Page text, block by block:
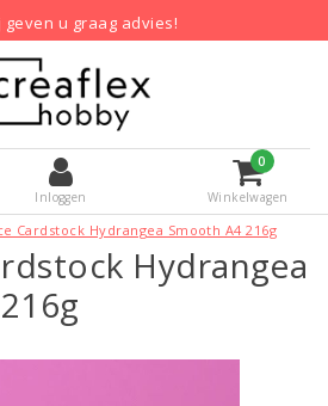
geven u graag advies!
Inloggen
0
Winkelwagen
Cardstock Hydrangea Smooth A4 216g
Hydrangea